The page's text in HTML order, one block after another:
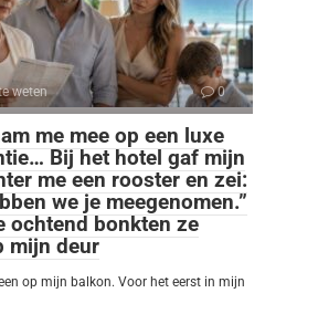
weten 0
me mee op een luxe
Bij het hotel gaf mijn
me een rooster en zei:
we je meegenomen.”
ochtend bonkten ze
mijn deur
op mijn balkon. Voor het eerst in mijn